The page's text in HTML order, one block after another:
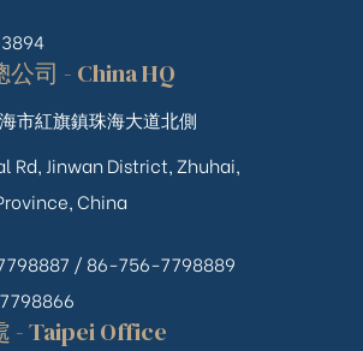
司 - China HQ
市紅旗鎮珠海大道北側
Rd, Jinwan District, Zhuhai,
China
/ 86-756-7798889
- Taipei Office